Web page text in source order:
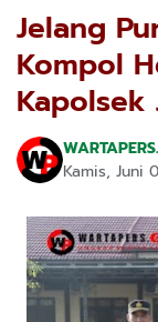
Jelang
Kompol
Kapolsek
Kamis, Juni